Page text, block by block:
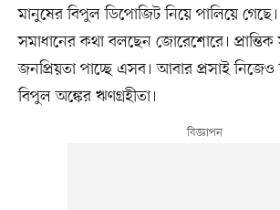
মানুষের বিপুল ডিপোজিট নিয়ে পালিয়ে
সমাধানের কথা বলছেন জোরেশোরে।
জনপ্রিয়তা পাচ্ছে এসব। আবার প্রসাই নিজেও
বিপুল অঙ্কের ঋণগ্রহীতা।